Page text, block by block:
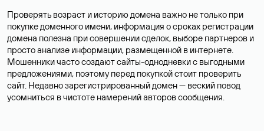
Проверять возраст и историю домена важно не только при
покупке доменного имени, информация о сроках регистрации
домена полезна при совершении сделок, выборе партнеров и
просто анализе информации, размещенной в интернете.
Мошенники часто создают сайты-однодневки с выгодными
предложениями, поэтому перед покупкой стоит проверить
сайт. Недавно зарегистрированный домен — веский повод
усомниться в чистоте намерений авторов сообщения.